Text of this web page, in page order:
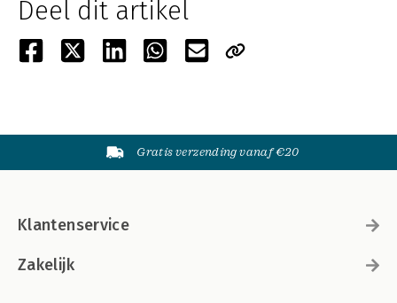
Deel dit artikel
Gratis verzending vanaf €20
Klantenservice
Zakelijk